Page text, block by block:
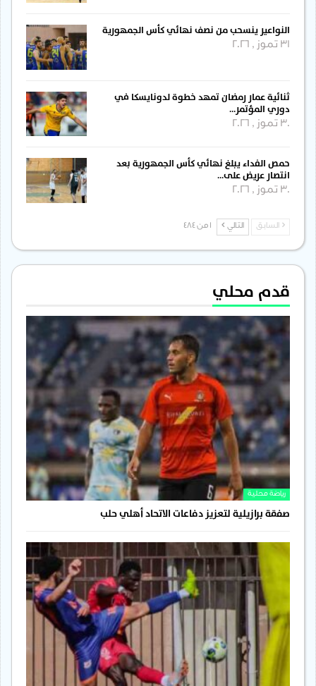
النواعير ينسحب من نصف نهائي كأس الجمهورية
31 تموز , 2026
ثنائية عمار رمضان تمهد خطوة لدونايسكا في
دوري المؤتمر…
30 تموز , 2026
حمص الفداء يبلغ نهائي كأس الجمهورية بعد
انتصار عريض على…
30 تموز , 2026
السابق التالي
قدم محلي
رياضة محلية
صفقة برازيلية لتعزيز دفاعات الاتحاد أهلي حلب